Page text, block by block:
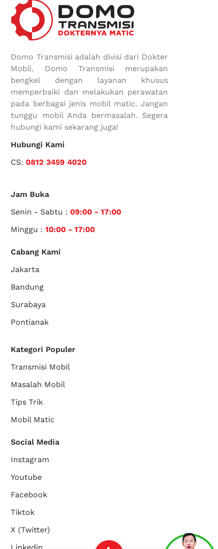
Domo Transmisi adalah divisi dari Dokter
Mobil. Domo Transmisi merupakan
bengkel dengan layanan khusus
memperbaiki dan melakukan perawatan
pada berbagai jenis mobil matic. Jangan
tunggu mobil Anda bermasalah. Segera
hubungi kami sekarang juga!
Hubungi Kami
CS:0812 3459 4020
Jam Buka
Senin - Sabtu :09:00 - 17:00
Minggu :10:00 - 17:00
Cabang Kami
Jakarta
Bandung
Surabaya
Pontianak
Kategori Populer
Transmisi Mobil
Masalah Mobil
Tips Trik
Mobil Matic
Social Media
Instagram
Youtube
Facebook
Tiktok
X (Twitter)